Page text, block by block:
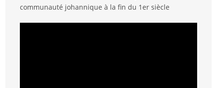
communauté johannique à la fin du 1er siècle